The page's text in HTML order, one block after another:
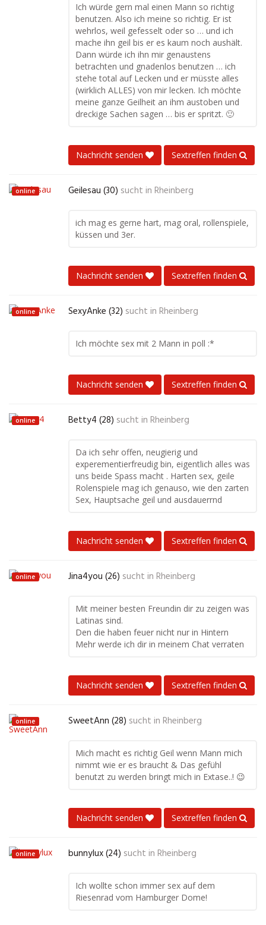
Ich würde gern mal einen Mann so richtig
benutzen. Also ich meine so richtig. Er ist
wehrlos, weil gefesselt oder so … und ich
mache ihn geil bis er es kaum noch aushält.
Dann würde ich ihn mir genaustens
betrachten und gnadenlos benutzen … ich
stehe total auf Lecken und er müsste alles
(wirklich ALLES) von mir lecken. Ich möchte
meine ganze Geilheit an ihm austoben und
dreckige Sachen sagen … bis er spritzt. 🙂
Nachricht senden Sextreffen finden
online Geilesau (30) sucht in Rheinberg
ich mag es gerne hart, mag oral, rollenspiele,
küssen und 3er.
Nachricht senden Sextreffen finden
online SexyAnke (32) sucht in Rheinberg
Ich möchte sex mit 2 Mann in poll :*
Nachricht senden Sextreffen finden
online Betty4 (28) sucht in Rheinberg
Da ich sehr offen, neugierig und
experementierfreudig bin, eigentlich alles was
uns beide Spass macht . Harten sex, geile
Rolenspiele mag ich genauso, wie den zarten
Sex, Hauptsache geil und ausdauerrnd
Nachricht senden Sextreffen finden
online Jina4you (26) sucht in Rheinberg
Mit meiner besten Freundin dir zu zeigen was
Latinas sind.
Den die haben feuer nicht nur in Hintern
Mehr werde ich dir in meinem Chat verraten
Nachricht senden Sextreffen finden
online SweetAnn (28) sucht in Rheinberg
Mich macht es richtig Geil wenn Mann mich
nimmt wie er es braucht & Das gefühl
benutzt zu werden bringt mich in Extase..! 😉
Nachricht senden Sextreffen finden
online bunnylux (24) sucht in Rheinberg
Ich wollte schon immer sex auf dem
Riesenrad vom Hamburger Dome!